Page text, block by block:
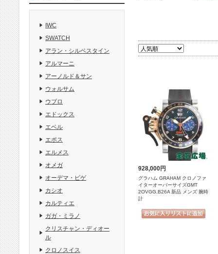
928,000円
グラハム GRAHAM クロノファ
イターオーバーサイズGMT
2OVGG.B26A 新品 メンズ 腕時
計
IWC
SWATCH
アラン・シルベスタイン
アルマーニ
アーノルド＆サン
ウォルサム
ウブロ
エドックス
エベル
エポス
エルメス
オメガ
オーデマ・ピゲ
カシオ
カルティエ
ガガ・ミラノ
クリスチャン・ディオー
ル
クロノスイス